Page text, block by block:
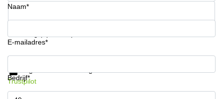
Naam*
E-mailadres*
Bedrijf*
Krijg informatie en prijzen
Trustpilot